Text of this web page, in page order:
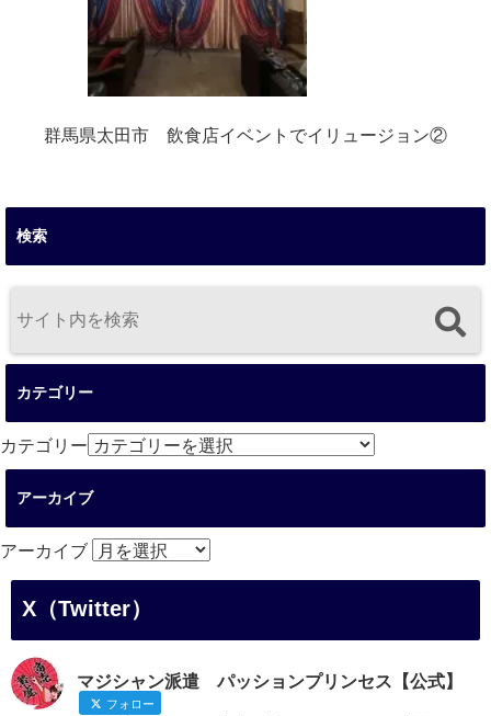
群馬県太田市 飲食店イベントでイリュージョン②
検索
カテゴリー
カテゴリー
アーカイブ
アーカイブ
X（Twitter）
マジシャン派遣 パッションプリンセス【公式】
フォロー